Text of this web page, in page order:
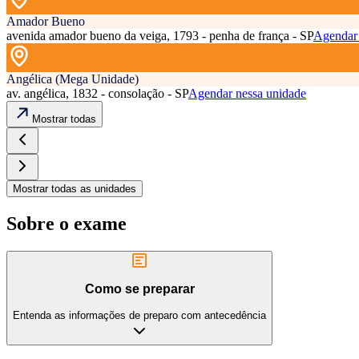
Amador Bueno
avenida amador bueno da veiga, 1793 - penha de frança - SPAgendar
Angélica (Mega Unidade)
av. angélica, 1832 - consolação - SPAgendar nessa unidade
Mostrar todas
Mostrar todas as unidades
Sobre o exame
Como se preparar
Entenda as informações de preparo com antecedência